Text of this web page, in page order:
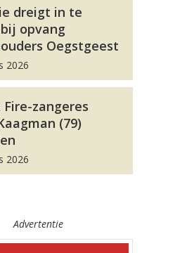
dreigt in te
opvang
Oegstgeest
2026
Fire-zangeres
(79)
2026
Advertentie